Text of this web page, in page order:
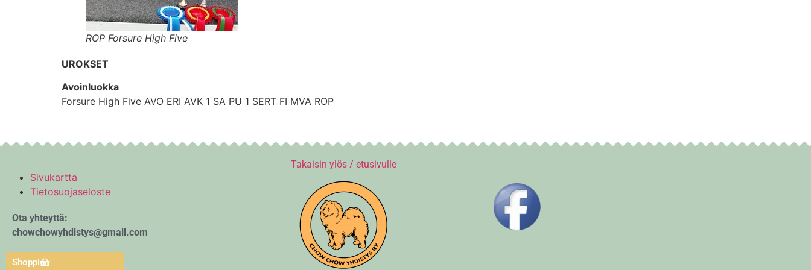
ROP Forsure High Five
UROKSET
Avoinluokka
Forsure High Five AVO ERI AVK 1 SA PU 1 SERT FI MVA ROP
Sivukartta
Tietosuojaseloste
Ota yhteyttä:
chowchowyhdistys@gmail.com
Shoppi
Takaisin ylös / etusivulle